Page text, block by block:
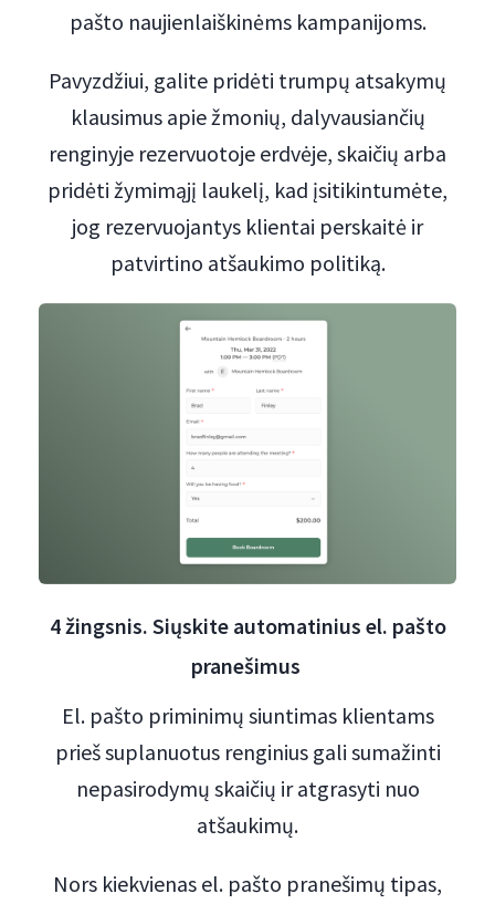
pašto naujienlaiškinėms kampanijoms.
Pavyzdžiui, galite pridėti trumpų atsakymų
klausimus apie žmonių, dalyvausiančių
renginyje rezervuotoje erdvėje, skaičių arba
pridėti žymimąjį laukelį, kad įsitikintumėte,
jog rezervuojantys klientai perskaitė ir
patvirtino atšaukimo politiką.
4 žingsnis. Siųskite automatinius el. pašto
pranešimus
El. pašto priminimų siuntimas klientams
prieš suplanuotus renginius gali sumažinti
nepasirodymų skaičių ir atgrasyti nuo
atšaukimų.
Nors kiekvienas el. pašto pranešimų tipas,